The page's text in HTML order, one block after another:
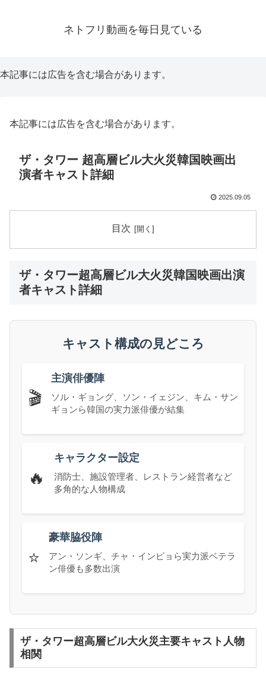
ネトフリ動画を毎日見ている
本記事には広告を含む場合があります。
本記事には広告を含む場合があります。
ザ・タワー 超高層ビル大火災韓国映画出
演者キャスト詳細
2025.09.05
目次
ザ・タワー超高層ビル大火災韓国映画出演
者キャスト詳細
キャスト構成の見どころ
🎬
主演俳優陣
ソル・ギョング、ソン・イェジン、キム・サン
ギョンら韓国の実力派俳優が結集
🔥
キャラクター設定
消防士、施設管理者、レストラン経営者など
多角的な人物構成
⭐
豪華脇役陣
アン・ソンギ、チャ・インピョら実力派ベテラ
ン俳優も多数出演
ザ・タワー超高層ビル大火災主要キャスト人物
相関